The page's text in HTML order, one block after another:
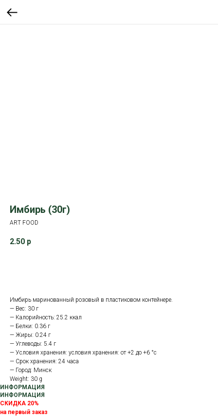
Имбирь (30г)
ART FOOD
2.50 р
Имбирь маринованный розовый в пластиковом контейнере.
— Вес: 30 г
— Калорийность: 25.2 ккал
— Белки: 0.36 г
— Жиры: 0.24 г
— Углеводы: 5.4 г
— Условия хранения: условия хранения: от +2 до +6 °с
— Срок хранения: 24 часа
— Город: Минск
Weight: 30 g
ИНФОРМАЦИЯ
ИНФОРМАЦИЯ
СКИДКА 20%
на первый заказ